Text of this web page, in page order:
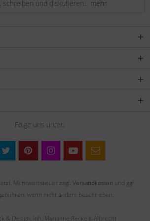
schreiben und diskutieren... mehr
Folge uns unter:
Mehrwertsteuer zzgl. Versandkosten und ggf.
wenn nicht anders beschrieben.
& Design, Inh. Marianne Reckels-Albrecht